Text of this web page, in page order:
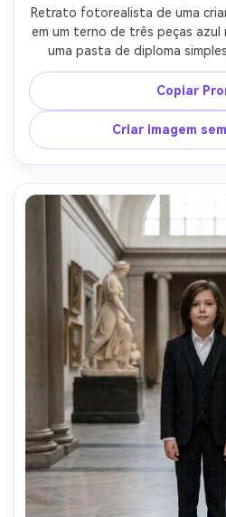
Retrato fotorealista de uma
em um terno de três peças azul
uma pasta de diploma
iluminação de estúdio suave,
f/1.8, moldura de meio corpo,
nítido, pele realista e textura
escolar
Copiar
Criar imagem